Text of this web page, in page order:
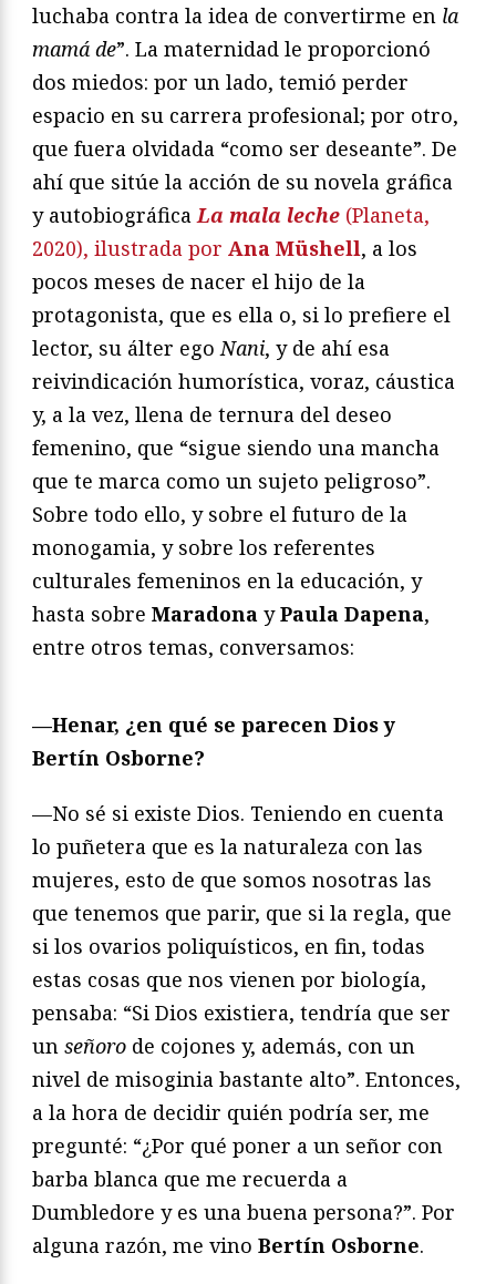
luchaba contra la idea de convertirme en la
mamá de”. La maternidad le proporcionó
dos miedos: por un lado, temió perder
espacio en su carrera profesional; por otro,
que fuera olvidada “como ser deseante”. De
ahí que sitúe la acción de su novela gráfica
y autobiográfica La mala leche (Planeta,
2020), ilustrada por Ana Müshell, a los
pocos meses de nacer el hijo de la
protagonista, que es ella o, si lo prefiere el
lector, su álter ego Nani, y de ahí esa
reivindicación humorística, voraz, cáustica
y, a la vez, llena de ternura del deseo
femenino, que “sigue siendo una mancha
que te marca como un sujeto peligroso”.
Sobre todo ello, y sobre el futuro de la
monogamia, y sobre los referentes
culturales femeninos en la educación, y
hasta sobre Maradona yPaula Dapena,
entre otros temas, conversamos:
—Henar, ¿en qué se parecen Dios y
Bertín Osborne?
—No sé si existe Dios. Teniendo en cuenta
lo puñetera que es la naturaleza con las
mujeres, esto de que somos nosotras las
que tenemos que parir, que si la regla, que
si los ovarios poliquísticos, en fin, todas
estas cosas que nos vienen por biología,
pensaba: “Si Dios existiera, tendría que ser
un señoro de cojones y, además, con un
nivel de misoginia bastante alto”. Entonces,
a la hora de decidir quién podría ser, me
pregunté: “¿Por qué poner a un señor con
barba blanca que me recuerda a
Dumbledore y es una buena persona?”. Por
alguna razón, me vino Bertín Osborne.